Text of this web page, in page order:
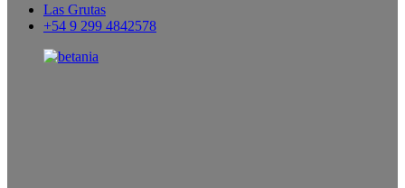
Las Grutas
+54 9 299 4842578